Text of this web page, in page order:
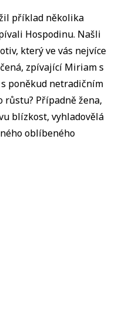
příklad několika
Hospodinu. Našli
který ve vás nejvíce
zpívající Miriam s
poněkud netradičním
Případně žena,
blízkost, vyhladovělá
oblíbeného